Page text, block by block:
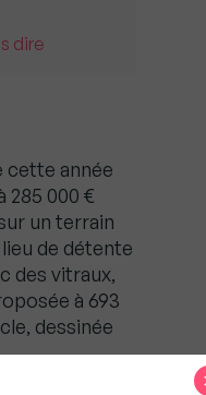
dire
cette année
285 000 €
un terrain
de détente
des vitraux,
à 693
dessinée